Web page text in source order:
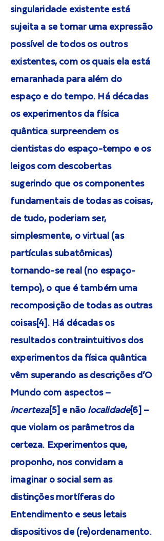
singularidade existente está
sujeita a se tornar uma expressão
possível de todos os outros
existentes, com os quais ela está
emaranhada para além do
espaço e do tempo. Há décadas
os experimentos da física
quântica surpreendem os
cientistas do espaço-tempo e os
leigos com descobertas
sugerindo que os componentes
fundamentais de todas as coisas,
de tudo, poderiam ser,
simplesmente, o virtual (as
partículas subatômicas)
tornando-se real (no espaço-
tempo), o que é também uma
recomposição de todas as outras
coisas[4]. Há décadas os
resultados contraintuitivos dos
experimentos da física quântica
vêm superando as descrições d’O
Mundo com aspectos –
incerteza[5] e não localidade[6] –
que violam os parâmetros da
certeza. Experimentos que,
proponho, nos convidam a
imaginar o social sem as
distinções mortíferas do
Entendimento e seus letais
dispositivos de (re)ordenamento.